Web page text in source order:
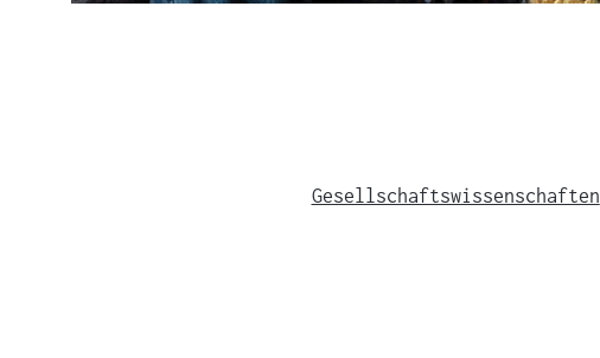
Gesellschaftswissenschaften